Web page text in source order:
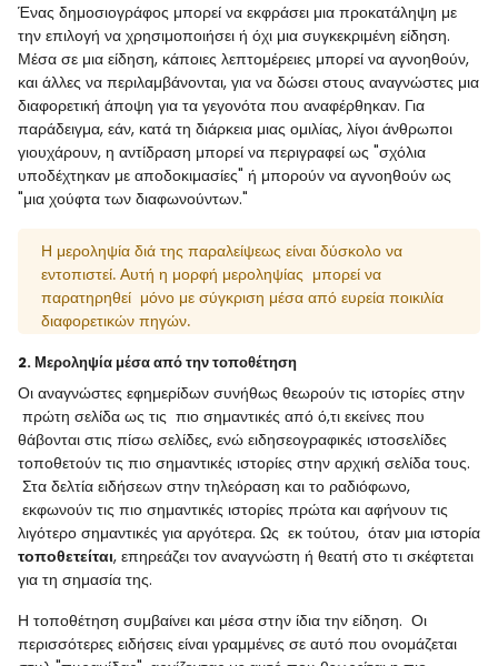
Ένας δημοσιογράφος μπορεί να εκφράσει μια προκατάληψη με
την επιλογή να χρησιμοποιήσει ή όχι μια συγκεκριμένη είδηση.
Μέσα σε μια είδηση, κάποιες λεπτομέρειες μπορεί να αγνοηθούν,
και άλλες να περιλαμβάνονται, για να δώσει στους αναγνώστες μια
διαφορετική άποψη για τα γεγονότα που αναφέρθηκαν. Για
παράδειγμα, εάν, κατά τη διάρκεια μιας ομιλίας, λίγοι άνθρωποι
γιουχάρουν, η αντίδραση μπορεί να περιγραφεί ως "σχόλια
υποδέχτηκαν με αποδοκιμασίες" ή μπορούν να αγνοηθούν ως
"μια χούφτα των διαφωνούντων."
Η μεροληψία διά της παραλείψεως είναι δύσκολο να
εντοπιστεί. Αυτή η μορφή μεροληψίας μπορεί να
παρατηρηθεί μόνο με σύγκριση μέσα από ευρεία ποικιλία
διαφορετικών πηγών.
2. Μεροληψία μέσα από την τοποθέτηση
Οι αναγνώστες εφημερίδων συνήθως θεωρούν τις ιστορίες στην
πρώτη σελίδα ως τις πιο σημαντικές από ό,τι εκείνες που
θάβονται στις πίσω σελίδες, ενώ ειδησεογραφικές ιστοσελίδες
τοποθετούν τις πιο σημαντικές ιστορίες στην αρχική σελίδα τους.
Στα δελτία ειδήσεων στην τηλεόραση και το ραδιόφωνο,
εκφωνούν τις πιο σημαντικές ιστορίες πρώτα και αφήνουν τις
λιγότερο σημαντικές για αργότερα. Ως εκ τούτου, όταν μια ιστορία
τοποθετείται, επηρεάζει τον αναγνώστη ή θεατή στο τι σκέφτεται
για τη σημασία της.
Η τοποθέτηση συμβαίνει και μέσα στην ίδια την είδηση. Οι
περισσότερες ειδήσεις είναι γραμμένες σε αυτό που ονομάζεται